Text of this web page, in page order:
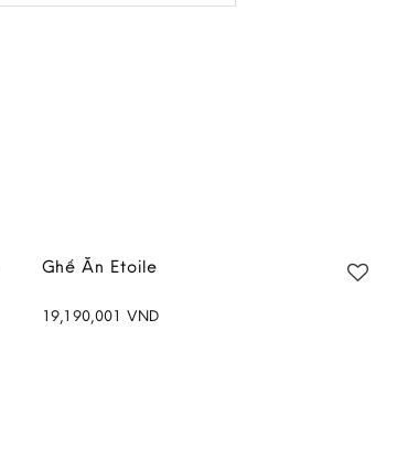
Ghế Ăn Etoile
19,190,001 VND